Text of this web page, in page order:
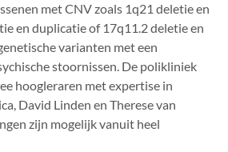
met CNV zoals 1q21 deletie en
en duplicatie of 17q11.2 deletie en
varianten met een
stoornissen. De polikliniek
hoogleraren met expertise in
David Linden en Therese van
zijn mogelijk vanuit heel